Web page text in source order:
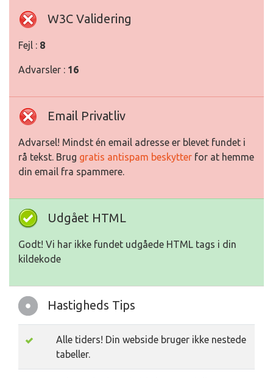
W3C Validering
Fejl : 8
Advarsler : 16
Email Privatliv
Advarsel! Mindst én email adresse er blevet fundet i
rå tekst. Brug gratis antispam beskytter for at hemme
din email fra spammere.
Udgået HTML
Godt! Vi har ikke fundet udgåede HTML tags i din
kildekode
Hastigheds Tips
Alle tiders! Din webside bruger ikke nestede
tabeller.